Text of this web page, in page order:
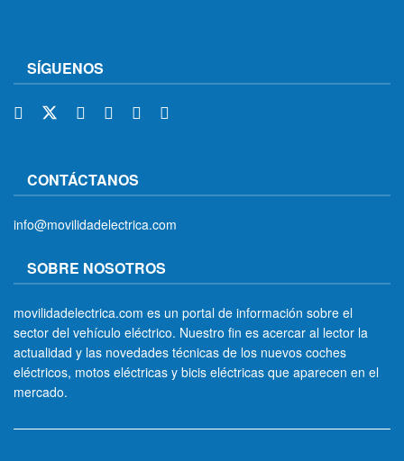
SÍGUENOS
CONTÁCTANOS
info@movilidadelectrica.com
SOBRE NOSOTROS
movilidadelectrica.com es un portal de información sobre el
sector del vehículo eléctrico. Nuestro fin es acercar al lector la
actualidad y las novedades técnicas de los nuevos coches
eléctricos, motos eléctricas y bicis eléctricas que aparecen en el
mercado.